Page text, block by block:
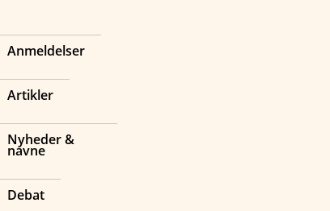
Anmeldelser
Artikler
Nyheder &
navne
Debat